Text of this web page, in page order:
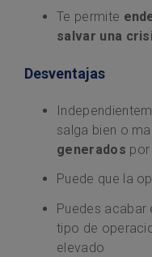
Te permite
salvar una
Desventajas
salga bien o
generados por
Puede que la
Puedes acabar
tipo de
elevado